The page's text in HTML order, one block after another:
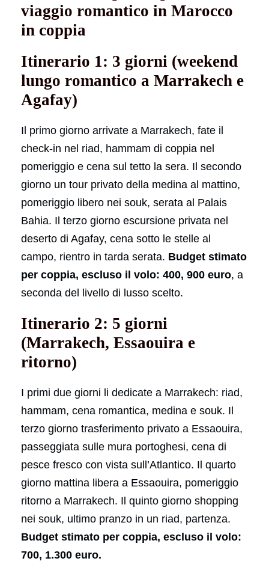
viaggio romantico in Marocco
in coppia
Itinerario 1: 3 giorni (weekend
lungo romantico a Marrakech e
Agafay)
Il primo giorno arrivate a Marrakech, fate il
check-in nel riad, hammam di coppia nel
pomeriggio e cena sul tetto la sera. Il secondo
giorno un tour privato della medina al mattino,
pomeriggio libero nei souk, serata al Palais
Bahia. Il terzo giorno escursione privata nel
deserto di Agafay, cena sotto le stelle al
campo, rientro in tarda serata. Budget stimato
per coppia, escluso il volo: 400, 900 euro, a
seconda del livello di lusso scelto.
Itinerario 2: 5 giorni
(Marrakech, Essaouira e
ritorno)
I primi due giorni li dedicate a Marrakech: riad,
hammam, cena romantica, medina e souk. Il
terzo giorno trasferimento privato a Essaouira,
passeggiata sulle mura portoghesi, cena di
pesce fresco con vista sull’Atlantico. Il quarto
giorno mattina libera a Essaouira, pomeriggio
ritorno a Marrakech. Il quinto giorno shopping
nei souk, ultimo pranzo in un riad, partenza.
Budget stimato per coppia, escluso il volo:
700, 1.300 euro.